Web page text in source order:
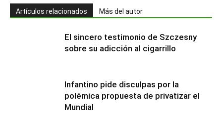
Artículos relacionados Más del autor
El sincero testimonio de Szczesny
sobre su adicción al cigarrillo
Infantino pide disculpas por la
polémica propuesta de privatizar el
Mundial